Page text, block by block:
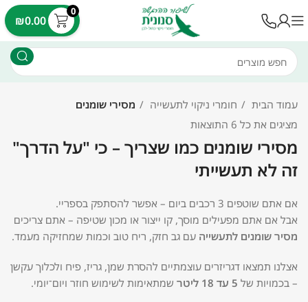
₪0.00
0
עמוד הבית חומרי ניקוי לתעשייה
מסירי שומנים
מציגים את כל ⁦6⁩ התוצאות
מסירי שומנים כמו שצריך – כי "על הדרך"
זה לא תעשייתי
אם אתם שוטפים 3 רכבים ביום – אפשר להסתפק בספריי.
אבל אם אתם מפעילים מוסך, קו ייצור או מכון שטיפה – אתם צריכים
מסיר שומנים לתעשייה עם גב חזק, ריח טוב וכמות שמחזיקה מעמד.
אצלנו תמצאו דגריזרים עוצמתיים להסרת שמן, גריז, פיח ולכלוך עקשן
– בכמויות של 5 עד 18 ליטר שמתאימות לשימוש חוזר ויום־יומי.
עלות משלוח 35 ש"ח - עד 7 ימי עסקים